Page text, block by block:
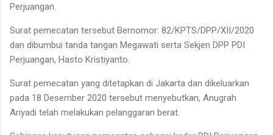
Perjuangan.
Surat pemecatan tersebut Bernomor: 82/KPTS/DPP/XII/2020
dan dibumbui tanda tangan Megawati serta Sekjen DPP PDI
Perjuangan, Hasto Kristiyanto.
Surat pemecatan yang ditetapkan di Jakarta dan dikeluarkan
pada 18 Desember 2020 tersebut menyebutkan, Anugrah
Ariyadi telah melakukan pelanggaran berat.